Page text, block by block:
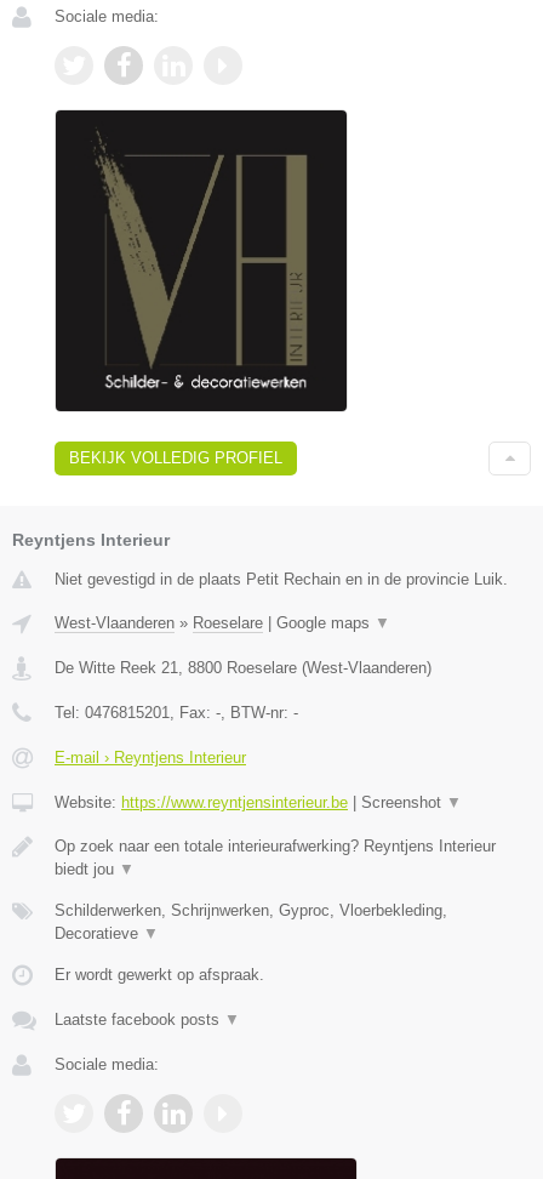
Sociale media:
BEKIJK VOLLEDIG PROFIEL
Reyntjens Interieur
Niet gevestigd in de plaats Petit Rechain en in de provincie Luik.
West-Vlaanderen » Roeselare Google maps ▼
De Witte Reek 21 8800 Roeselare (West-Vlaanderen)
Tel: 0476815201 , Fax: - , BTW-nr: -
E-mail › Reyntjens Interieur
Website: https://www.reyntjensinterieur.be Screenshot ▼
Op zoek naar een totale interieurafwerking? Reyntjens Interieur
biedt jou ▼
Schilderwerken, Schrijnwerken, Gyproc, Vloerbekleding,
Decoratieve ▼
Er wordt gewerkt op afspraak.
Laatste facebook posts ▼
Sociale media: